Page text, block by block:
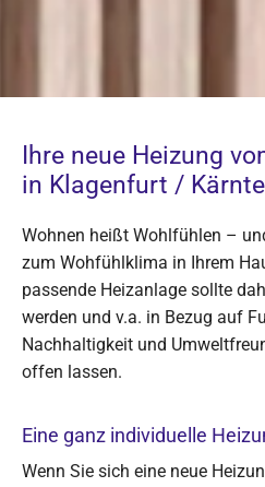
Ihre neue Heizung
in Klagenfurt /
Wohnen heißt Wohlfühlen –
zum Wohfühlklima in Ihrem
passende Heizanlage sollte
werden und v.a. in Bezug auf
Nachhaltigkeit und
offen lassen.
Eine ganz individuelle
Wenn Sie sich eine neue